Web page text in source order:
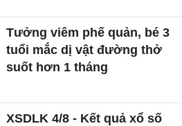
Tưởng viêm phế quản, bé 3
tuổi mắc dị vật đường thở
suốt hơn 1 tháng
XSDLK 4/8 - Kết quả xổ số